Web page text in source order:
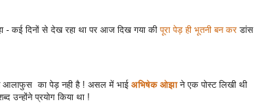
- कई दिनों से देख रहा था पर आज दिख गया कीपूरा पेड़ ही भूतनी बन कर डांस
आलाफुस का पेड़ नही है ! असल में भाई अभिषेक ओझाने एक पोस्ट लिखी थी
उन्होंने प्रयोग किया था !